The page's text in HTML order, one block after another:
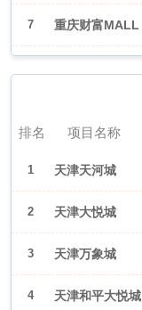
7 重庆财富MALL
排名 项目名称
1 天津天河城
2 天津大悦城
3 天津万象城
4 天津和平大悦城